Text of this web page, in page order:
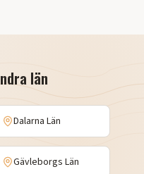
län
Dalarna Län
Gävleborgs Län